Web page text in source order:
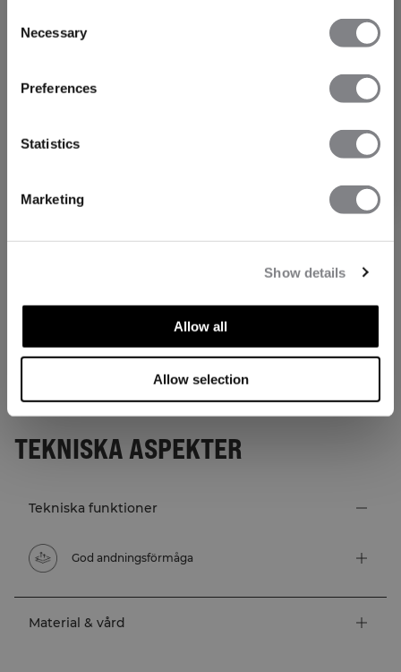
Selection
Necessary
Preferences
Statistics
Marketing
Show details
Allow all
Allow selection
TEKNISKA ASPEKTER
Tekniska funktioner
God andningsförmåga
Material & vård
När du prenumererar på vårt nyhetsbrev.